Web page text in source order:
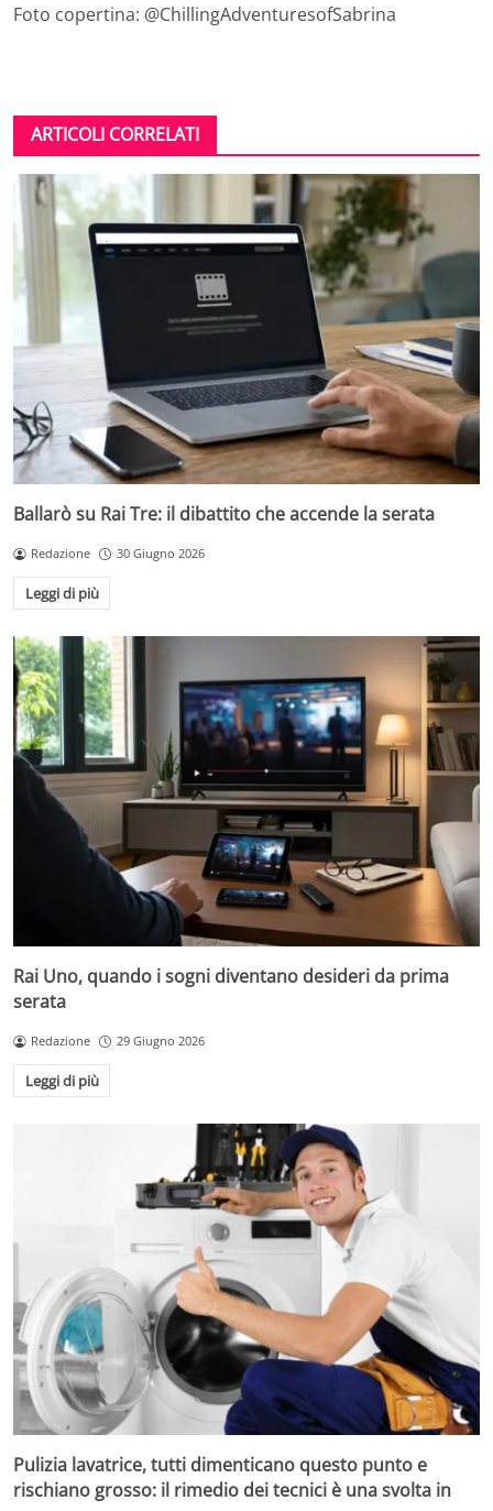
Foto copertina: @ChillingAdventuresofSabrina
ARTICOLI CORRELATI
Ballarò su Rai Tre: il dibattito che accende la serata
Redazione 30 Giugno 2026
Leggi di più
Rai Uno, quando i sogni diventano desideri da prima
serata
Redazione 29 Giugno 2026
Leggi di più
Pulizia lavatrice, tutti dimenticano questo punto e
rischiano grosso: il rimedio dei tecnici è una svolta in